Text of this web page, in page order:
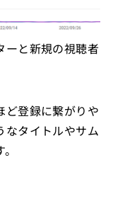
ーと新規の視聴者
ど登録に繋がりや
なタイトルやサム